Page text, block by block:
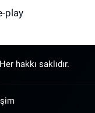
hakkı saklıdır.